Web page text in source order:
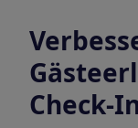
Check-